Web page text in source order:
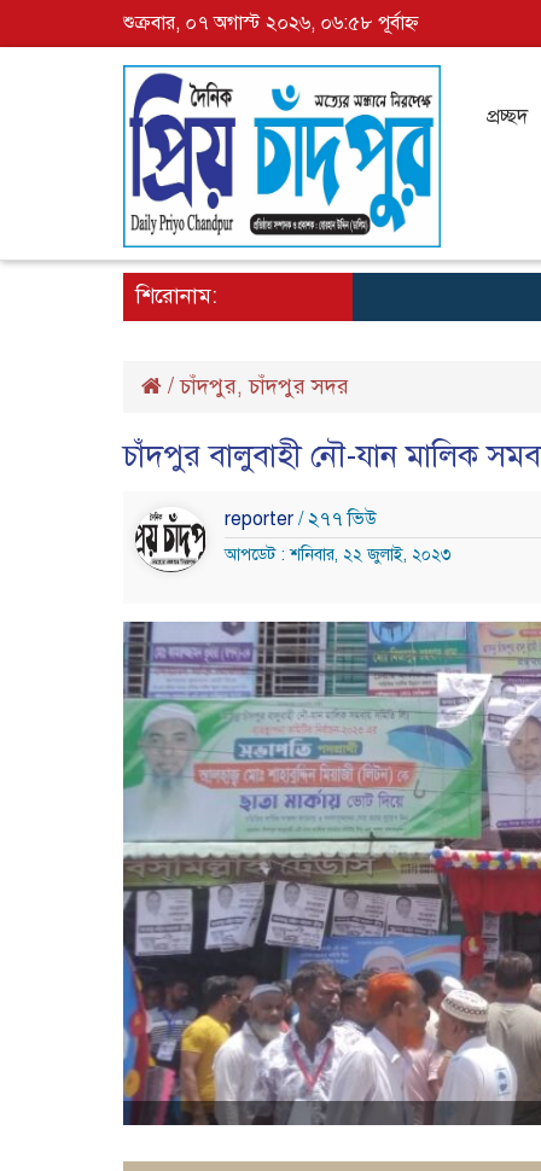
শুক্রবার, ০৭ অগাস্ট ২০২৬, ০৬:৫৮ পূর্বাহ্ন
প্রচ্ছদ
শিরোনাম:
/চাঁদপুর,চাঁদপুর সদর
চাঁদপুর বালুবাহী নৌ-যান মালিক
reporter / ২৭৭ ভিউ
আপডেট : শনিবার, ২২ জুলাই, ২০২৩